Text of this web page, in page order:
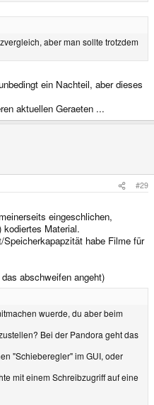
aber man sollte trotzdem
ein Nachteil, aber dieses
aktuellen Geraeten ...
#29
eingeschlichen,
Material.
habe Filme für
abschweifen angeht)
wuerde, du aber beim
Bei der Pandora geht das
"Schieberegler" im GUI, oder
mit einem Schreibzugriff auf eine